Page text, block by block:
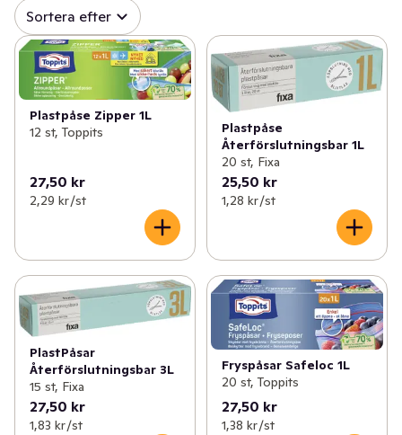
✓ Hushålls- & toapapper
✓ Disk & städ (208)
✓ Tvätt & klädvård (124)
✓ Påsar, folie & bakformar (51)
Servetter, ljus & engångsartiklar (226)
✓ Blommor & växter (30)
Husgeråd (93)
✓ Kontor & tillbehör (44)
✓ Grill, ved & tändare (18)
✓ Heminredning
✓ Alla (51)
✓ Frysförvaring (13)
✓ Istärningspåsar (1)
✓ Smörgåspapper
Bakplåtspapper (5)
✓ Plastpåsar (4)
✓ Plastfolie (3)
✓ Engångsbakformar (8)
✓ Zip-påsar
Sortera efter
Plastpåse Zipper 1L
12 st, Toppits
27,50 kr
2,29 kr /st
Plastpåse
Återförslutningsbar 1L
20 st, Fixa
25,50 kr
1,28 kr /st
PlastPåsar
Återförslutningsbar 3L
15 st, Fixa
27,50 kr
1,83 kr /st
Fryspåsar Safeloc 1L
20 st, Toppits
27,50 kr
1,38 kr /st